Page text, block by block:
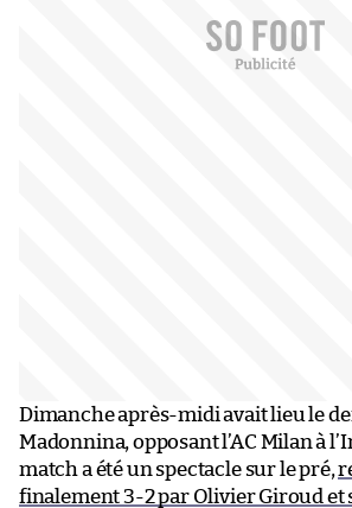
Dimanche après-midi avait lieu le
Madonnina, opposant l’AC Milan à
match a été un spectacle sur le pré,
finalement 3-2 par Olivier Giroud et